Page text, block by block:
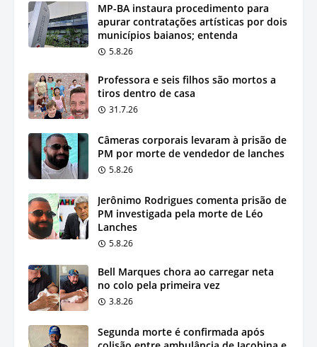
MP-BA instaura procedimento para
apurar contratações artísticas por dois
municípios baianos; entenda
5.8.26
Professora e seis filhos são mortos a
tiros dentro de casa
31.7.26
Câmeras corporais levaram à prisão de
PM por morte de vendedor de lanches
5.8.26
Jerônimo Rodrigues comenta prisão de
PM investigada pela morte de Léo
Lanches
5.8.26
Bell Marques chora ao carregar neta
no colo pela primeira vez
3.8.26
Segunda morte é confirmada após